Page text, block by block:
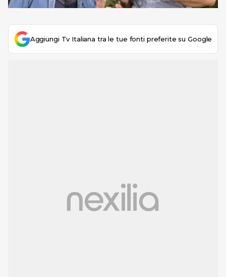
Aggiungi Tv Italiana tra le tue fonti preferite su Google